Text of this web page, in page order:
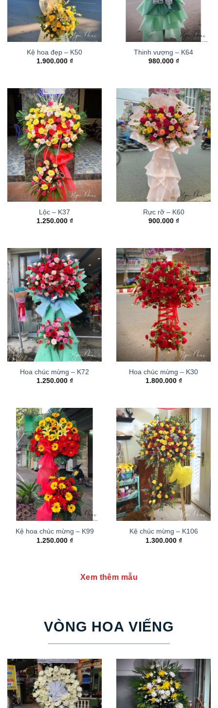
Kệ hoa đẹp – K50
1.900.000 ₫
Thinh vượng – K64
980.000 ₫
Lộc – K37
1.250.000 ₫
Rực rỡ – K60
900.000 ₫
Hoa chúc mừng – K72
1.250.000 ₫
Hoa chúc mừng – K30
1.800.000 ₫
Kệ hoa chúc mừng – K99
1.250.000 ₫
Kệ chúc mừng – K106
1.300.000 ₫
Xem thêm mẫu
VÒNG HOA VIẾNG